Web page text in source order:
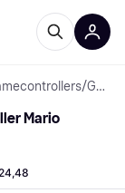
/ Gamepads
Mario